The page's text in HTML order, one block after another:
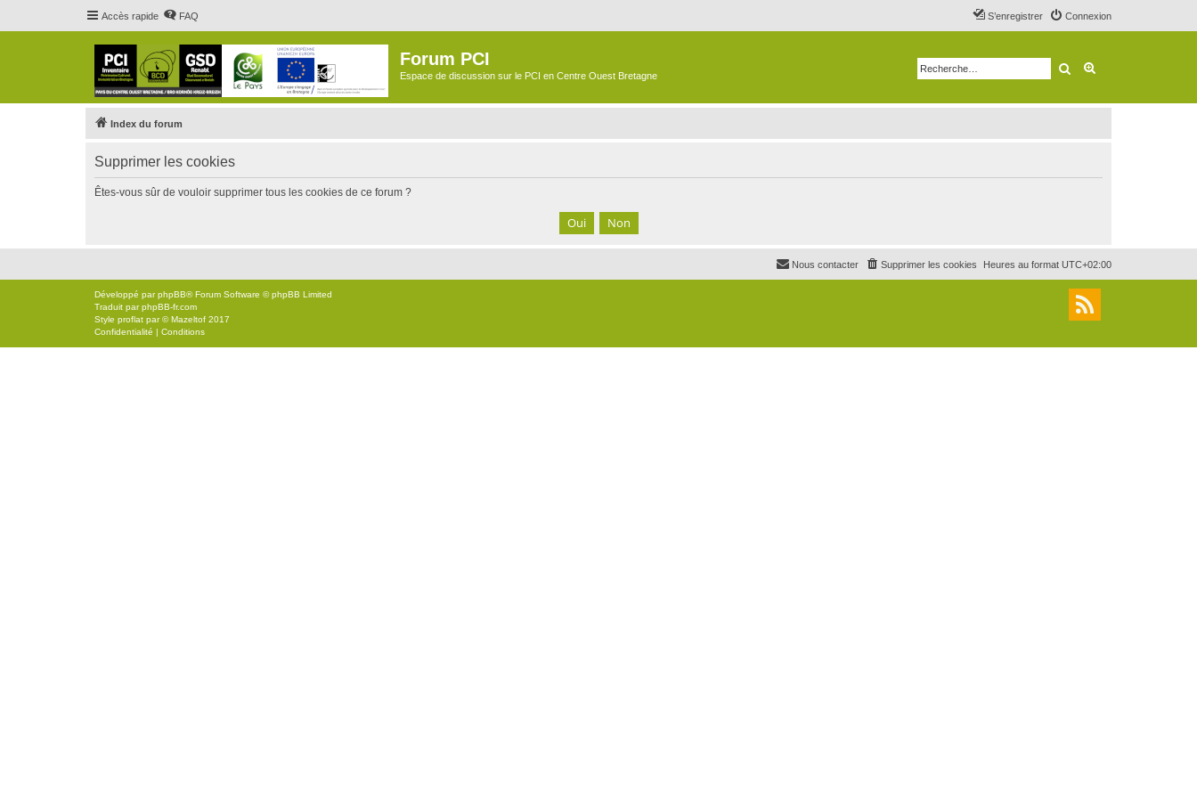
Accès rapide FAQ Connexion
S’enregistrer
Forum PCI
Espace de discussion sur le PCI en Centre Ouest Bretagne Rechercher
Index du forum
Supprimer les cookies
Êtes-vous sûr de vouloir supprimer tous les cookies de ce forum ?
Heures au format UTC+02:00
Supprimer les cookies
Nous contacter
Développé parphpBB® Forum Software © phpBB Limited
Traduit parphpBB-fr.com
Style proflat par ©Mazeltof 2017
Confidentialité | Conditions